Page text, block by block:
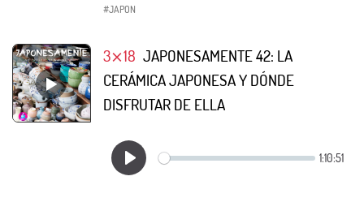
#JAPON
3⨯18 JAPONESAMENTE 42: LA
CERÁMICA JAPONESA Y DÓNDE
DISFRUTAR DE ELLA